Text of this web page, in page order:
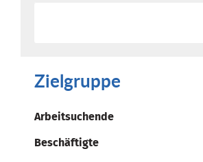
Zielgruppe
Arbeitsuchende
Beschäftigte